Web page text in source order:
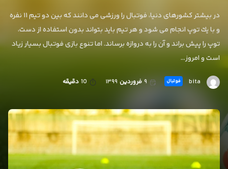
در بیشتر كشورهای دنیا، فوتبال را ورزشی می دانند كه بین دو تیم ۱۱ نفره
و با یك توپ انجام می شود و هر تیم باید بتواند بدون استفاده از دست،
توپ را پیش براند و آن را به دروازه برساند. اما تنوع بازی فوتبال بسیار زیاد
است و امروز…
bita فوتبال ۹ فروردین ۱۳۹۹ 10 دقیقه
میدان
کست
تماس
ما
ما